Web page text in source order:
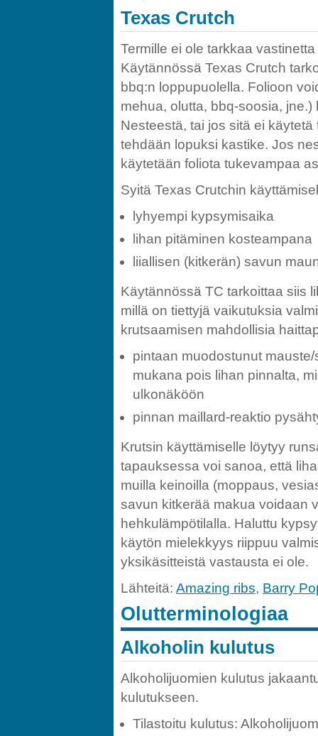
Texas Crutch
Termille ei ole tarkkaa
Käytännössä Texas Crutch
bbq:n loppupuolella. Folioon
mehua, olutta, bbq-soosia,
Nesteestä, tai jos sitä ei
tehdään lopuksi kastike. Jos
käytetään foliota tukevampaa
Syitä Texas Crutchin
lyhyempi kypsymisaika
lihan pitäminen kosteampana
liiallisen (kitkerän) savun
Käytännössä TC tarkoittaa siis
millä on tiettyjä vaikutuksia
krutsaamisen mahdollisia
pintaan muodostunut
mukana pois lihan pinnalta,
ulkonäköön
pinnan maillard-reaktio
Krutsin käyttämiselle löytyy
tapauksessa voi sanoa, että
muilla keinoilla (moppaus,
savun kitkerää makua voidaan
hehkulämpötilalla. Haluttu
käytön mielekkyys riippuu
yksikäsitteistä vastausta ei ole.
Lähteitä: Amazing ribs, Barry
Olutterminologiaa
Alkoholin kulutus
Alkoholijuomien kulutus
kulutukseen.
Tilastoitu kulutus: